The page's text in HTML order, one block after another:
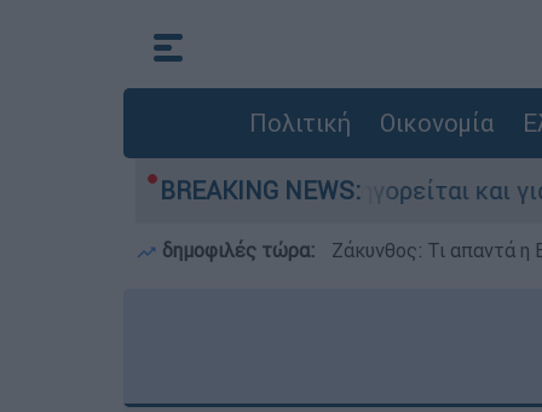
Πολιτική Οικονομία
BREAKING NEWS:
Ελλάδα - Κατηγορείται και για την εκτέλεση
δημοφιλές τώρα: Ζάκυνθος: Τι απαντά η